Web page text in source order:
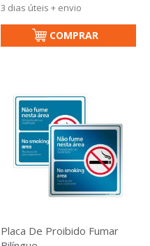
3 dias úteis + envio
COMPRAR
Placa De Proibido Fumar